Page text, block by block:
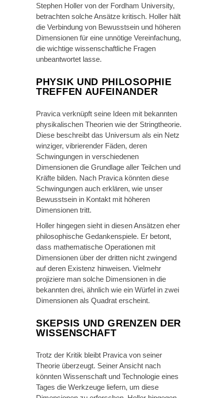
Stephen Holler von der Fordham University,
betrachten solche Ansätze kritisch. Holler hält
die Verbindung von Bewusstsein und höheren
Dimensionen für eine unnötige Vereinfachung,
die wichtige wissenschaftliche Fragen
unbeantwortet lasse.
PHYSIK UND PHILOSOPHIE
TREFFEN AUFEINANDER
Pravica verknüpft seine Ideen mit bekannten
physikalischen Theorien wie der Stringtheorie.
Diese beschreibt das Universum als ein Netz
winziger, vibrierender Fäden, deren
Schwingungen in verschiedenen
Dimensionen die Grundlage aller Teilchen und
Kräfte bilden. Nach Pravica könnten diese
Schwingungen auch erklären, wie unser
Bewusstsein in Kontakt mit höheren
Dimensionen tritt.
Holler hingegen sieht in diesen Ansätzen eher
philosophische Gedankenspiele. Er betont,
dass mathematische Operationen mit
Dimensionen über der dritten nicht zwingend
auf deren Existenz hinweisen. Vielmehr
projiziere man solche Dimensionen in die
bekannten drei, ähnlich wie ein Würfel in zwei
Dimensionen als Quadrat erscheint.
SKEPSIS UND GRENZEN DER
WISSENSCHAFT
Trotz der Kritik bleibt Pravica von seiner
Theorie überzeugt. Seiner Ansicht nach
könnten Wissenschaft und Technologie eines
Tages die Werkzeuge liefern, um diese